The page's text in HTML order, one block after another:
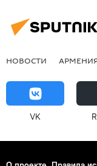
НОВОСТИ
VK